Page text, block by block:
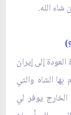
شاء الله.
إلى إيران
الشاه والتي
يوفر لي